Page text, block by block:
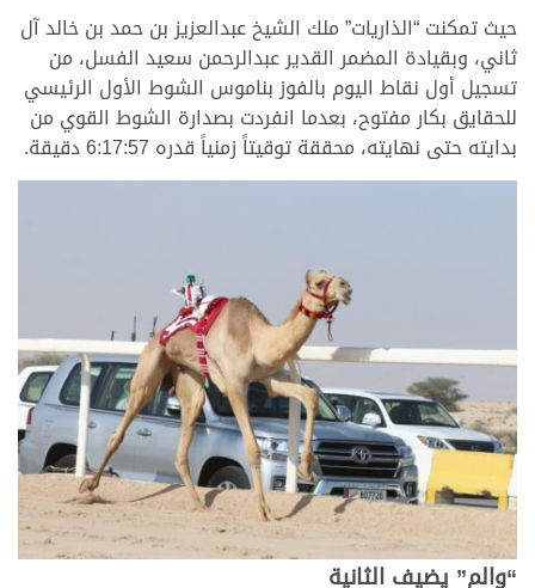
حيث تمكنت “الذاريات” ملك الشيخ عبدالعزيز بن حمد بن خالد آل
ثاني، وبقيادة المضمر القدير عبدالرحمن سعيد الفسل، من
تسجيل أول نقاط اليوم بالفوز بناموس الشوط الأول الرئيسي
للحقايق بكار مفتوح، بعدما انفردت بصدارة الشوط القوي من
بدايته حتى نهايته، محققة توقيتاً زمنياً قدره 6:17:57 دقيقة.
“والم” يضيف الثانية